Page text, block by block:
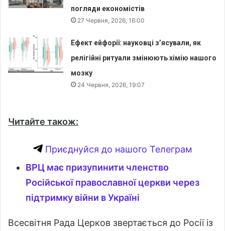
погляди економістів
27 Червня, 2026, 16:00
Ефект ейфорії: науковці з’ясували, як
релігійні ритуали змінюють хімію нашого
мозку
24 Червня, 2026, 19:07
Читайте також:
Приєднуйся до нашого Телеграм
ВРЦ має призупинити членство
Російської православної церкви через
підтримку війни в Україні
Всесвітня Рада Церков звертається до Росії із